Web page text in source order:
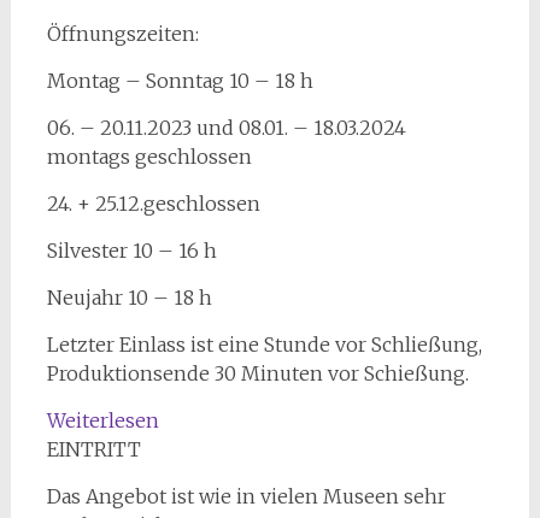
Öffnungszeiten:
Montag – Sonntag 10 – 18 h
06. – 20.11.2023 und 08.01. – 18.03.2024
montags geschlossen
24. + 25.12.geschlossen
Silvester 10 – 16 h
Neujahr 10 – 18 h
Letzter Einlass ist eine Stunde vor Schließung,
Produktionsende 30 Minuten vor Schießung.
Weiterlesen:
Ausflug
EINTRITT
Das Angebot ist wie in vielen Museen sehr